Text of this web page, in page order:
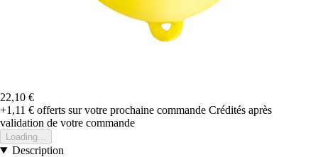
22,10 €
+1,11 € offerts sur votre prochaine commande Crédités après
validation de votre commande
Loading...
Description